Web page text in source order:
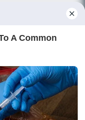
Daftar
Pedoman Media Siber
Hubungi Kami